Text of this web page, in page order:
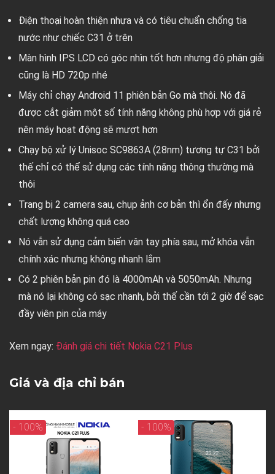
Điện thoại hoàn thiện nhựa và có tiêu chuẩn chống tia
nước như chiếc C31 ở trên
Màn hình IPS LCD có góc nhìn tốt hơn nhưng độ phân giải
cũng là HD 720p nhé
Máy chỉ chạy Android 11 phiên bản Go mà thôi. Nó đã
được cắt giảm một số tính năng không phù hợp với giá rẻ
nên máy hoạt động sẽ mượt hơn
Chạy bộ xử lý Unisoc SC9863A (28nm) tương tự C31 bởi
thế chỉ có thể sử dụng các tính năng thông thường mà
thôi
Trang bị 2 camera sau, chụp ảnh cơ bản thì ổn đấy nhưng
chất lượng không quá cao
Nó vẫn sử dụng cảm biến vân tay phía sau, mở khóa vẫn
chính xác nhưng không nhanh lắm
Có 2 phiên bản pin đó là 4000mAh và 5050mAh. Nhưng
mà nó lại không có sạc nhanh, bởi thế cần tới 2 giờ để sạc
đầy viên pin của máy
Xem ngay: Đánh giá chi tiết Nokia C21 Plus
Giá và địa chỉ bán
- 100% - 100%